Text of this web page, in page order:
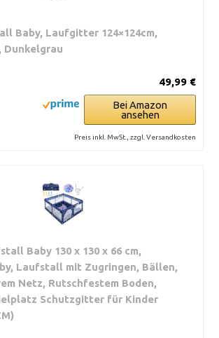
Baby, Laufgitter 124×124cm,
Dunkelgrau
49,99 €
Bei Amazon
ansehen
Preis inkl. MwSt., zzgl. Versandkosten
Baby 130 x 130 x 66 cm,
Laufstall mit Zugringen, Bällen,
Netz, Rutschfestem Boden,
Schutzgitter für Kinder